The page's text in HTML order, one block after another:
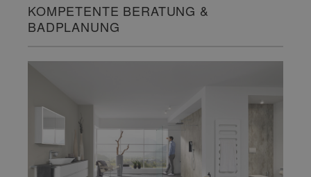
KOMPETENTE BERATUNG &
BADPLANUNG